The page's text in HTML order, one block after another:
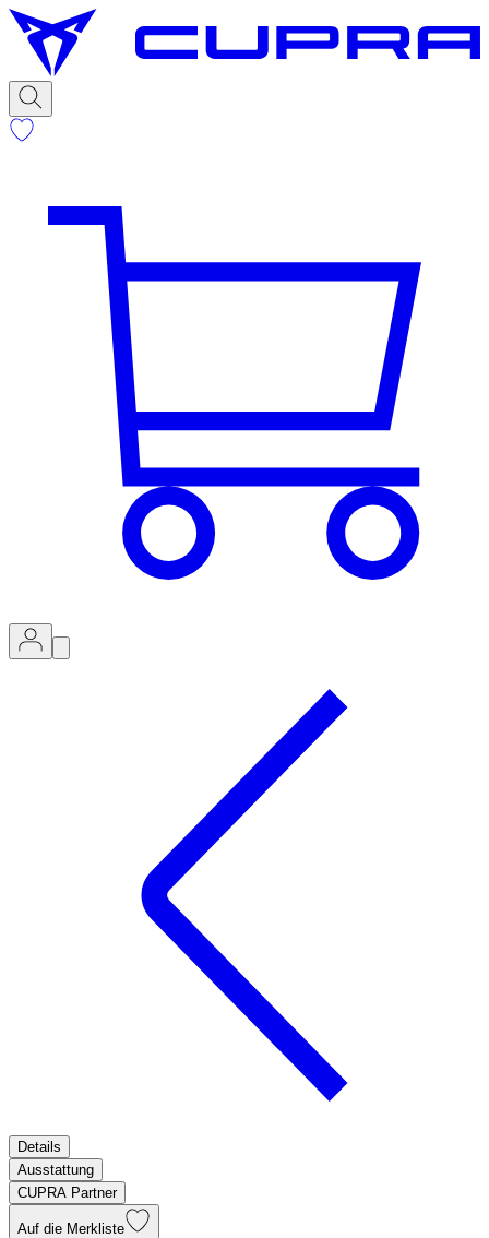
Details
Ausstattung
CUPRA Partner
Auf die Merkliste